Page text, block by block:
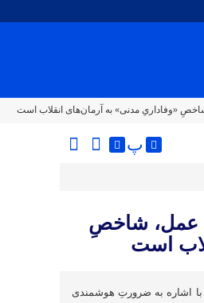
«وفاداریِ مدنی» به آرمان‌های انقلاب است
پ
عمل، شاخصِ
است
اشاره به ضرورتِ هوشمندی